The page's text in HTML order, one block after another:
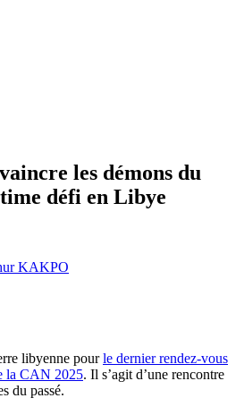
les démons du
défi en Libye
KAKPO
libyenne pourle dernier rendez-vous
la CAN 2025. Il s’agit d’une rencontre
du passé.